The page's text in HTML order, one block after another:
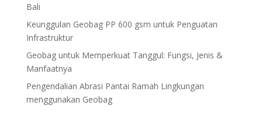
Bali
Keunggulan Geobag PP 600 gsm untuk Penguatan
Infrastruktur
Geobag untuk Memperkuat Tanggul: Fungsi, Jenis &
Manfaatnya
Pengendalian Abrasi Pantai Ramah Lingkungan
menggunakan Geobag